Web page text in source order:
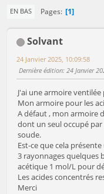
EN BAS Pages 1
Solvant
24 Janvier 2025, 10:09:58
Dernière édition: 24 Janvier
J'ai une armoire
Mon armoire pour les
A défaut , mon armoire
dont un seul occupé
soude.
Est-ce que cela
3 rayonnages quelques
acétique 1 mol/L pour
Les acides concentrés
Merci